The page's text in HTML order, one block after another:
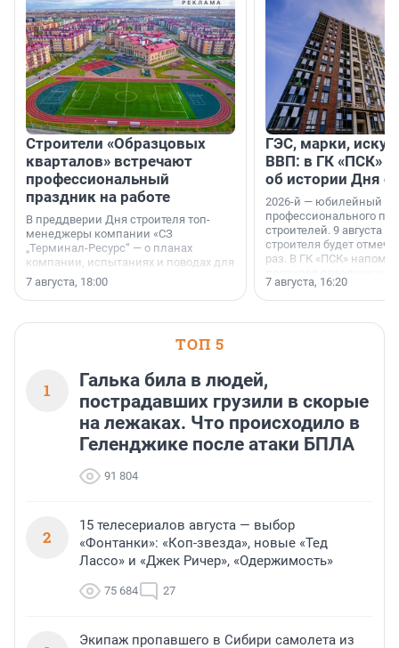
Строители «Образцовых
кварталов» встречают
профессиональный
праздник на работе
В преддверии Дня строителя топ-
менеджеры компании «СЗ
„Терминал-Ресурс“ — о планах
компании, испытаниях и поводах для
осторожного оптимизма.
7 августа, 18:00
ГЭС, марки,
ВВП: в ГК «ПСК»
об истории Дня
2026-й — юбилейный
профессионального
строителей. 9 августа
строителя будет
раз. В ГК «ПСК»
поменялась роль
7 августа, 16:20
ТОП 5
1
Галька била в людей,
пострадавших грузили в скорые
на лежаках. Что происходило в
Геленджике после атаки БПЛА
91 804
2
15 телесериалов августа — выбор
«Фонтанки»: «Коп-звезда», новые «Тед
Лассо» и «Джек Ричер», «Одержимость»
75 684 27
Экипаж пропавшего в Сибири самолета из